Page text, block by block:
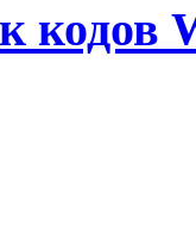
кодов